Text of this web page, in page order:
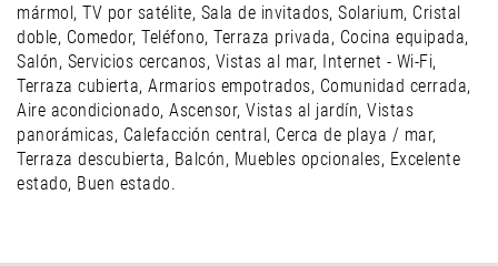
mármol, TV por satélite, Sala de invitados, Solarium, Cristal
doble, Comedor, Teléfono, Terraza privada, Cocina equipada,
Salón, Servicios cercanos, Vistas al mar, Internet - Wi-Fi,
Terraza cubierta, Armarios empotrados, Comunidad cerrada,
Aire acondicionado, Ascensor, Vistas al jardín, Vistas
panorámicas, Calefacción central, Cerca de playa / mar,
Terraza descubierta, Balcón, Muebles opcionales, Excelente
estado, Buen estado.